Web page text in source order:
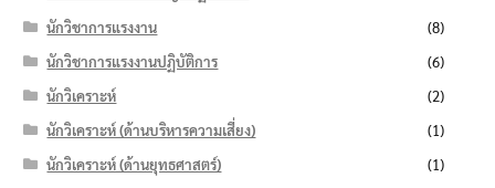
นักวิชาการแรงงาน
(8)
นักวิชาการแรงงานปฏิบัติการ
(6)
นักวิเคราะห์
(2)
นักวิเคราะห์ (ด้านบริหารความเสี่ยง)
(1)
นักวิเคราะห์ (ด้านยุทธศาสตร์)
(1)